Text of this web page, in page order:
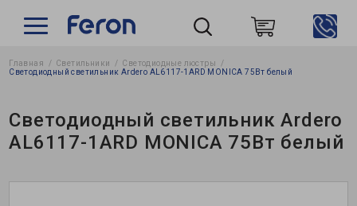
Пошук
Главная Светильники
Светодиодные люстры
Светодиодный светильник Ardero AL6117-1ARD MONICA 75Вт белый
Светодиодный светильник Ardero
AL6117-1ARD MONICA 75Вт белый